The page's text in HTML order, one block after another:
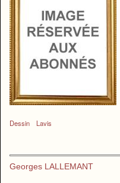
Dessin Lavis
Georges LALLEMANT